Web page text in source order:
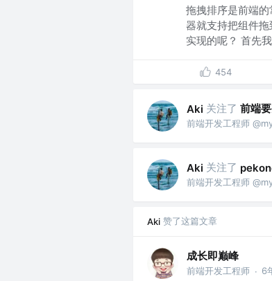
拖拽排序是前端
器就支持把组件
实现的呢？ 首先
454
Aki 关注了 前端
前端开发工程师
Aki 关注了
前端开发工程师
Aki 赞了这篇文章
成长即巅峰
前端开发工程师 · 6